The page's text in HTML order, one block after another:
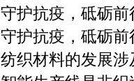
守护抗疫，砥砺
守护抗疫，砥砺
纺织材料的发展